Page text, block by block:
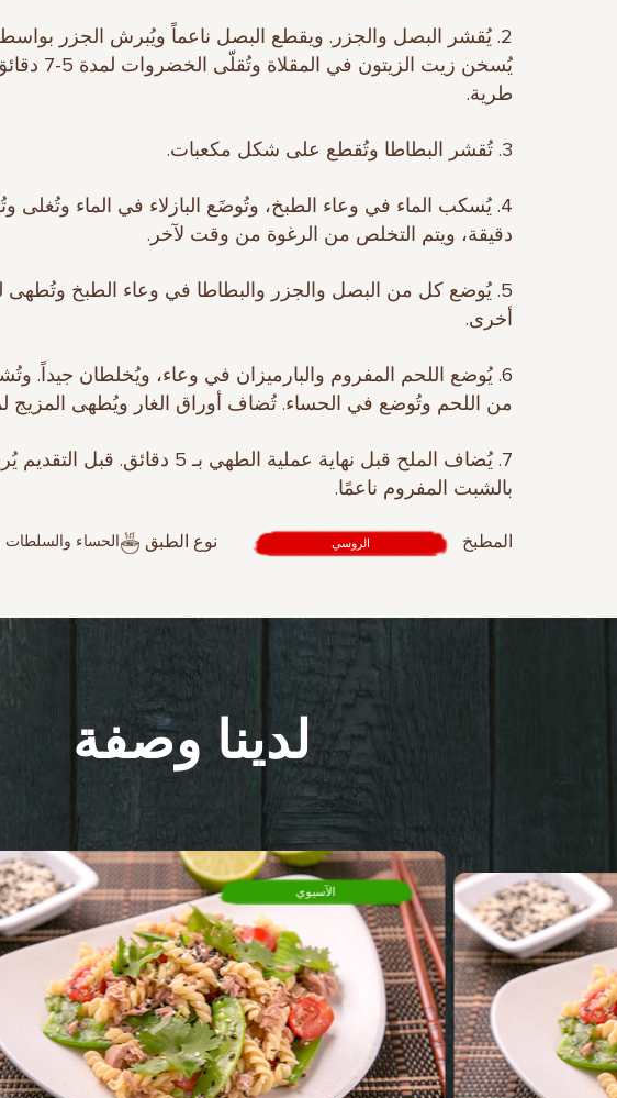
2. يُقشر البصل والجزر. ويقطع البصل ناعماً ويُبرش الجزر
يُسخن زيت الزيتون
طرية.
3. تُقشر البطاطا وتُقطع على شكل مكعبات.
دقيقة، ويتم التخلص من الرغوة من وقت لآخر.
أخرى.
6. يُوضع اللحم المفروم والبارميزان في وعاء، ويُخلطان جيداً.
من اللحم وتُوضع في الحساء. تُضاف أوراق الغار ويُطهى المزيج لمدة 15
7. يُضاف الملح قبل نهاية عملية الطهي بـ 5
بالشبت المفروم ناعمًا.
المطبخ الروسي نوع الطبق الحساء والسلطات
لدينا وصفة
الآسيوي